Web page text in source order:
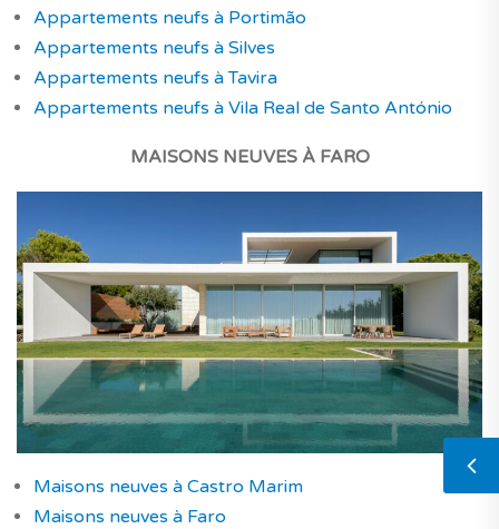
Appartements neufs à Portimão
Appartements neufs à Silves
Appartements neufs à Tavira
Appartements neufs à Vila Real de Santo António
MAISONS NEUVES À FARO
Maisons neuves à Castro Marim
Maisons neuves à Faro